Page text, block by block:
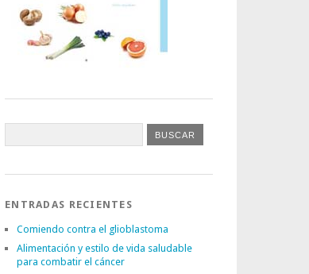
ENTRADAS RECIENTES
Comiendo contra el glioblastoma
Alimentación y estilo de vida saludable
para combatir el cáncer